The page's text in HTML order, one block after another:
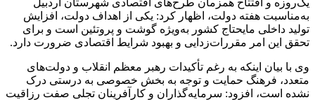
یک‌روزه و افتتاح همزمان طرح‌های اقتصادی شهرستان اردبیل
به‌مناسبت هفته دولت، اظهار کرد: یکی از اهداف دولت، افزایش
تولید داخلی مایحتاج کشور به‌ویژه گوشت و پروتئین است و برای
تحقق این امر مقررات‌زدایی و بهبود شرایط اقتصادی ضرورت دارد.
وی با بیان اینکه به رغم تأکیدات رهبر معظم انقلاب و دولت‌های
متعدد، فرهنگ حمایت و توجه به بخش خصوصی به درستی درک
نشده است، افزود: سرمایه‌گذاران و کارآفرینان تجلی صفت رزاقیت